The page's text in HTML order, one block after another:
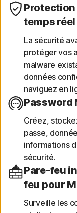
Protection
temps
La sécurité
protéger vos
malware
données
naviguez en
Password
Créez,
passe,
informations
sécurité.
Pare-feu
feu pour
Surveille les